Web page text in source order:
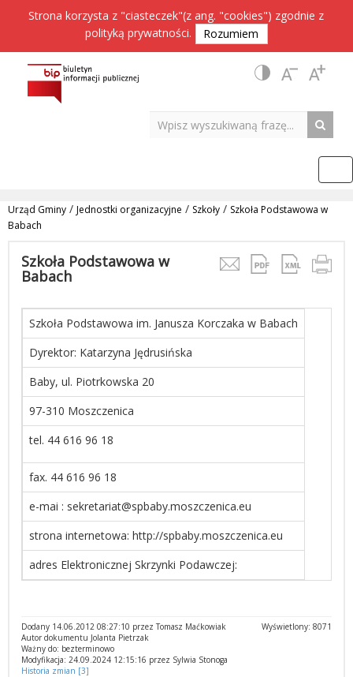
Strona korzysta z "ciasteczek"(z ang. "cookies") zgodnie z
polityką prywatności. Rozumiem
Urząd Gminy / Jednostki organizacyjne / Szkoły / Szkoła Podstawowa w
Babach
Szkoła Podstawowa w
Babach
Szkoła Podstawowa im. Janusza Korczaka w Babach
Dyrektor: Katarzyna Jędrusińska
Baby, ul. Piotrkowska 20
97-310 Moszczenica
tel. 44 616 96 18
fax. 44 616 96 18
e-mai : sekretariat@spbaby.moszczenica.eu
strona internetowa: http://spbaby.moszczenica.eu
adres Elektronicznej Skrzynki Podawczej:
Wyświetlony: 8071
Dodany 14.06.2012 08:27:10 przez Tomasz Maćkowiak
Autor dokumentu Jolanta Pietrzak
Ważny do: bezterminowo
Modyfikacja: 24.09.2024 12:15:16 przez Sylwia Stonoga
Historia zmian [3]